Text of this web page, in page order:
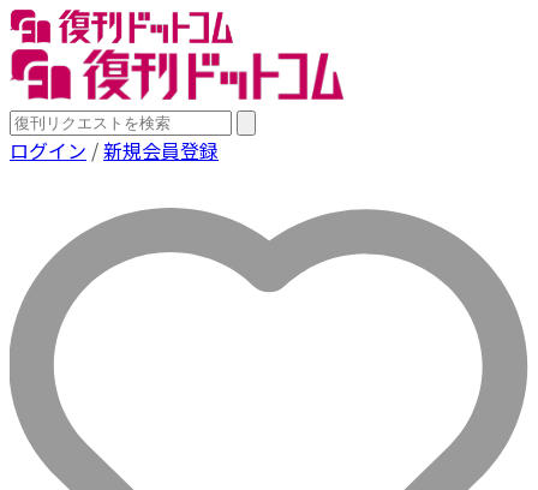
ログイン /新規会員登録